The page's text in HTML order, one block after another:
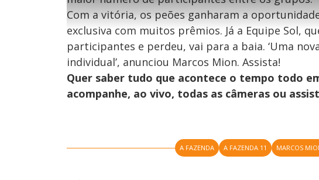
l
a
y
g
u
d
s
0
e
g
u
n
o
s
M
u
s
a
m
o
a
l
w
n
o
Por favor, recarregue
Com a vitória, os peões ganharam a
exclusiva com muitos prêmios. Já a Equipe Sol,
participantes e perdeu, vai para a baia. ‘Uma
individual’, anunciou Marcos Mion. Assista!
Quer saber tudo que acontece o tempo todo
acompanhe, ao vivo, todas as câmeras ou
A FAZENDA A FAZENDA 11 MARCOS